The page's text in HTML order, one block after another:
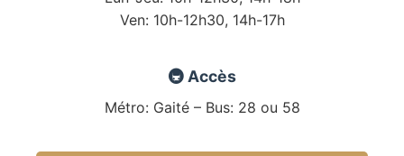
Ven: 10h-12h30, 14h-17h
🚇 Accès
Métro: Gaité – Bus: 28 ou 58